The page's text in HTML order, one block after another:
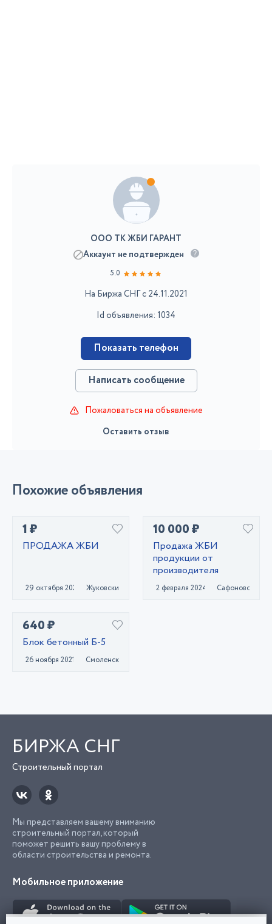
ООО ТК ЖБИ ГАРАНТ
Аккаунт не подтвержден
5.0
На Биржа СНГ с 24.11.2021
Id объявления: 1034
Показать телефон
Написать сообщение
Пожаловаться на объявление
Оставить отзыв
Похожие объявления
1 ₽
ПРОДАЖА ЖБИ
29 октября 2020 Жуковский
10 000 ₽
Продажа ЖБИ
продукции от
производителя
2 февраля 2024 Сафоново
640 ₽
Блок бетонный Б-5
26 ноября 2021 Смоленск
БИРЖА СНГ
Строительный портал
Мы представляем вашему вниманию
строительный портал, который
поможет решить вашу проблему в
области строительства и ремонта.
Мобильное приложение